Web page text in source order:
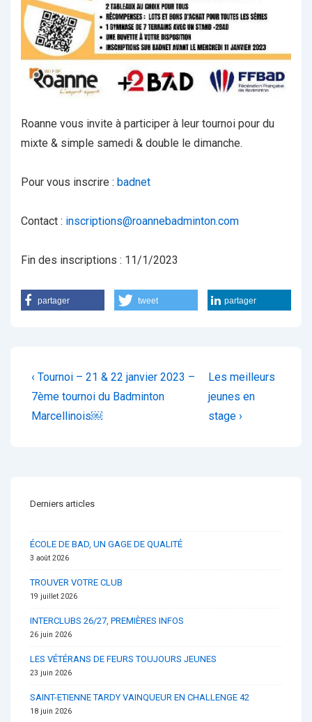
Roanne vous invite à participer à leur tournoi pour du
mixte & simple samedi & double le dimanche.
Pour vous inscrire : badnet
Contact : inscriptions@roannebadminton.com
Fin des inscriptions : 11/1/2023
partager tweet partager
Navigation
de
l’article
Previous
Post
is
‹ Tournoi – 21 & 22 janvier 2023 –
7ème tournoi du Badminton
Marcellinois￼
Next
Post
is
Les meilleurs
jeunes en
stage ›
Derniers articles
ÉCOLE DE BAD, UN GAGE DE QUALITÉ
3 août 2026
TROUVER VOTRE CLUB
19 juillet 2026
INTERCLUBS 26/27, PREMIÈRES INFOS
26 juin 2026
LES VÉTÉRANS DE FEURS TOUJOURS JEUNES
23 juin 2026
SAINT-ETIENNE TARDY VAINQUEUR EN CHALLENGE 42
18 juin 2026